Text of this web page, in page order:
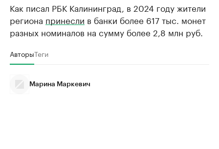
Как писал РБК Калининград, в 2024 году жители
региона принесли в банки более 617 тыс. монет
разных номиналов на сумму более 2,8 млн руб.
АвторыТеги
Марина Маркевич